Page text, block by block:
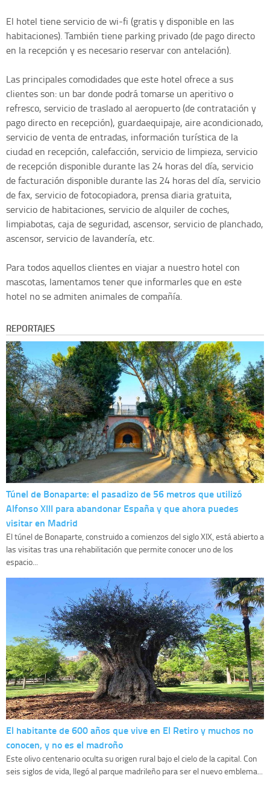
El hotel tiene servicio de wi-fi (gratis y disponible en las
habitaciones). También tiene parking privado (de pago directo
en la recepción y es necesario reservar con antelación).
Las principales comodidades que este hotel ofrece a sus
clientes son: un bar donde podrá tomarse un aperitivo o
refresco, servicio de traslado al aeropuerto (de contratación y
pago directo en recepción), guardaequipaje, aire acondicionado,
servicio de venta de entradas, información turística de la
ciudad en recepción, calefacción, servicio de limpieza, servicio
de recepción disponible durante las 24 horas del día, servicio
de facturación disponible durante las 24 horas del día, servicio
de fax, servicio de fotocopiadora, prensa diaria gratuita,
servicio de habitaciones, servicio de alquiler de coches,
limpiabotas, caja de seguridad, ascensor, servicio de planchado,
ascensor, servicio de lavandería, etc.
Para todos aquellos clientes en viajar a nuestro hotel con
mascotas, lamentamos tener que informarles que en este
hotel no se admiten animales de compañía.
REPORTAJES
Túnel de Bonaparte: el pasadizo de 56 metros que utilizó
Alfonso XIII para abandonar España y que ahora puedes
visitar en Madrid
El túnel de Bonaparte, construido a comienzos del siglo XIX, está abierto a
las visitas tras una rehabilitación que permite conocer uno de los
espacio...
El habitante de 600 años que vive en El Retiro y muchos no
conocen, y no es el madroño
Este olivo centenario oculta su origen rural bajo el cielo de la capital. Con
seis siglos de vida, llegó al parque madrileño para ser el nuevo emblema...